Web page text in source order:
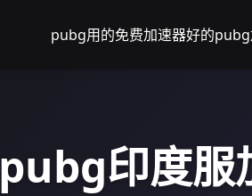
pubg用的免费加速器好的
pubg印度服